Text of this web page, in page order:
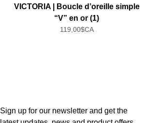
VICTORIA | Boucle d’oreille simple
“V” en or (1)
119,00$CA
Sign up for our newsletter and get the